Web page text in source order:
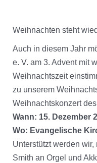
Weihnachten steht
Auch in diesem Jahr
e. V. am 3. Advent mit
Weihnachtszeit
zu unserem
Weihnachtskonzert
Wann: 15. Dezember
Wo: Evangelische
Unterstützt werden
Smith an Orgel und